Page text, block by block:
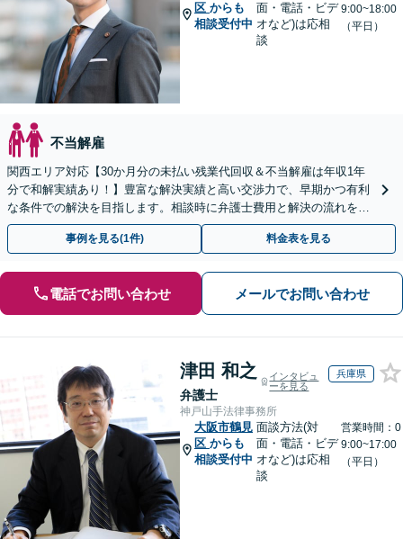
区 からも
相談受付中
面・電話・ビデ
オなど)は応相
談
9:00~18:00
（平日）
不当解雇
関西エリア対応【30か月分の未払い残業代回収＆不当解雇は年収1年
分で和解実績あり！】豊富な解決実績と高い交渉力で、早期かつ有利
な条件での解決を目指します。相談時に弁護士費用と解決の流れを丁
寧に説明いたしますので、安心してお問い合わせ下さい。
事例を見る(1件) 料金表を見る
電話でお問い合わせ メールでお問い合わせ
津田 和之
弁護士
インタビュ
ーを見る
兵庫県
神戸山手法律事務所
大阪市鶴見
区 からも
相談受付中
面談方法(対
面・電話・ビデ
オなど)は応相
談
営業時間：0
9:00~17:00
（平日）